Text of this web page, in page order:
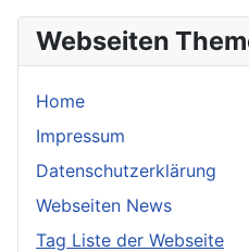
Webseiten
Home
Impressum
Datenschutzerklärung
Webseiten News
Tag Liste der Webseite